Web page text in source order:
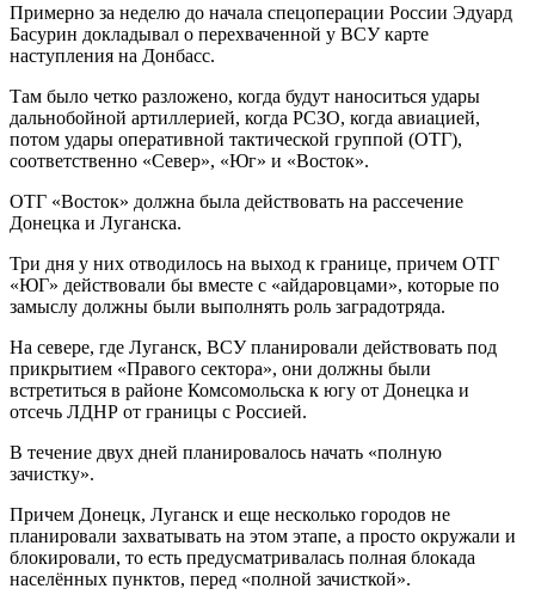
Примерно за неделю до начала спецоперации России Эдуард
Басурин докладывал о перехваченной у ВСУ карте
наступления на Донбасс.
Там было четко разложено, когда будут наноситься удары
дальнобойной артиллерией, когда РСЗО, когда авиацией,
потом удары оперативной тактической группой (ОТГ),
соответственно «Север», «Юг» и «Восток».
ОТГ «Восток» должна была действовать на рассечение
Донецка и Луганска.
Три дня у них отводилось на выход к границе, причем ОТГ
«ЮГ» действовали бы вместе с «айдаровцами», которые по
замыслу должны были выполнять роль заградотряда.
На севере, где Луганск, ВСУ планировали действовать под
прикрытием «Правого сектора», они должны были
встретиться в районе Комсомольска к югу от Донецка и
отсечь ЛДНР от границы с Россией.
В течение двух дней планировалось начать «полную
зачистку».
Причем Донецк, Луганск и еще несколько городов не
планировали захватывать на этом этапе, а просто окружали и
блокировали, то есть предусматривалась полная блокада
населённых пунктов, перед «полной зачисткой».